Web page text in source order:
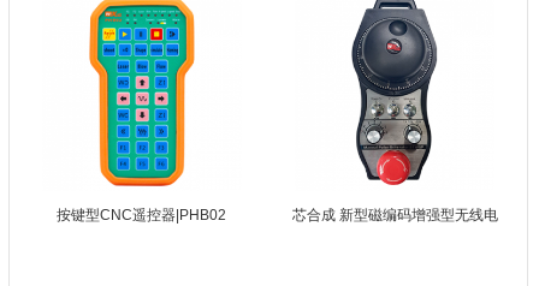
按键型CNC遥控器|PHB02 芯合成 新型磁编码增强型无线电